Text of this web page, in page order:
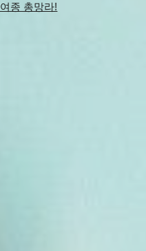
종 총망라!